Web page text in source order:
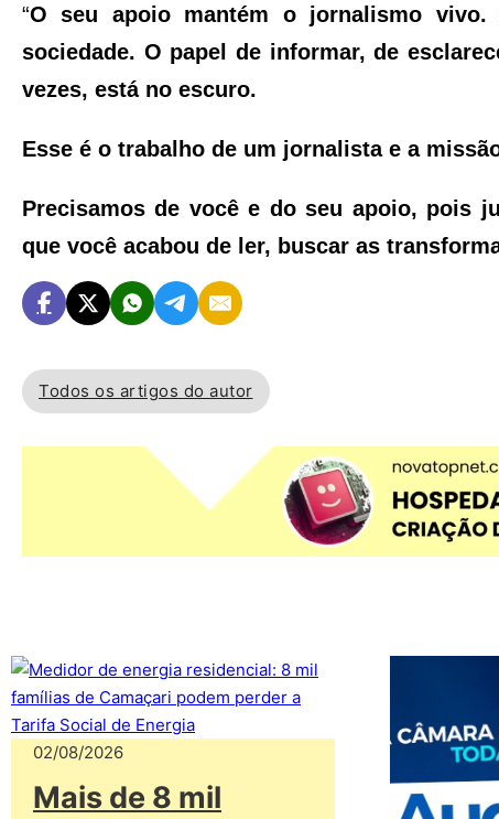
“O seu apoio mantém o jornalismo
sociedade. O papel de informar, de
vezes, está no escuro.
Esse é o trabalho de um jornalista e a
Precisamos de você e do seu apoio, pois
que você acabou de ler, buscar as
Todos os artigos do autor
02/08/2026
Mais de 8 mil